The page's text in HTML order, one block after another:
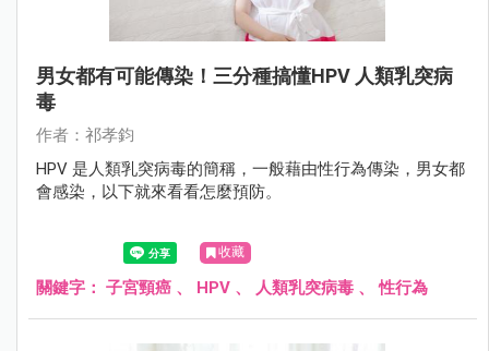
男女都有可能傳染！三分種搞懂HPV 人類乳突病
毒
作者：祁孝鈞
HPV 是人類乳突病毒的簡稱，一般藉由性行為傳染，男女都
會感染，以下就來看看怎麼預防。
收藏
關鍵字： 子宮頸癌 、 HPV 、 人類乳突病毒 、性行為